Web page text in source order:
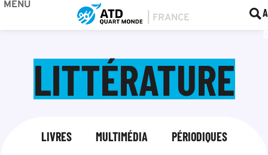
MENU
LITTÉRATURE
LIVRES MULTIMÉDIA
PÉRIODIQUES